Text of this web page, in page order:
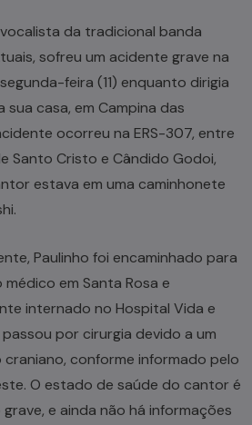
vocalista da tradicional banda
sofreu um acidente grave na
feira (11) enquanto dirigia
sua casa, em Campina das
ocorreu na ERS-307, entre
Santo Cristo e Cândido Godoi,
estava em uma caminhonete
Paulinho foi encaminhado para
em Santa Rosa e
internado no Hospital Vida e
passou por cirurgia devido a um
conforme informado pelo
O estado de saúde do cantor é
e ainda não há informações